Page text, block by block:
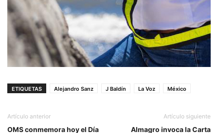
ETIQUETAS Alejandro Sanz J Baldín La Voz México
Artículo anterior
OMS conmemora hoy el Día
Artículo siguiente
Almagro invoca la Carta